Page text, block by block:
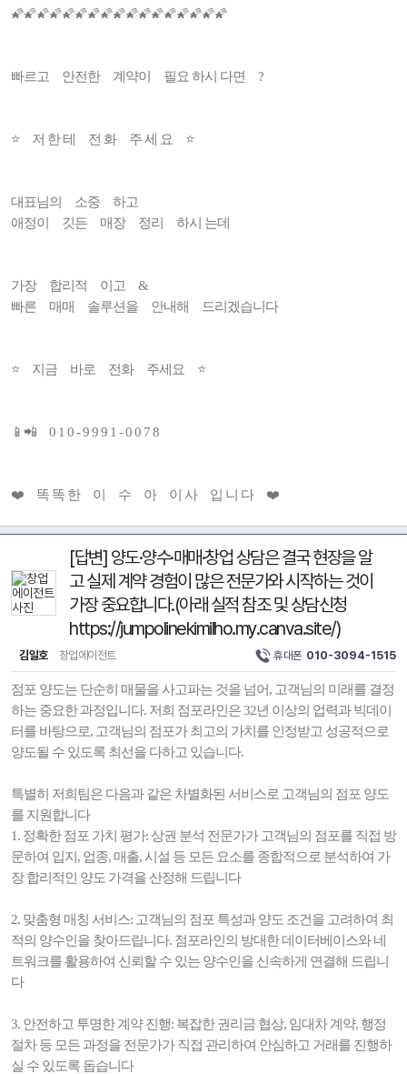
🌠🌠🌠🌠🌠🌠🌠🌠🌠🌠🌠🌠🌠🌠🌠🌠🌠
빠르고 안전한 계약이 필요 하시 다면 ?
⭐️ 저 한 테 전 화 주 세 요 ⭐️
대표님의 소중 하고
애정이 깃든 매장 정리 하시 는데
가장 합리적 이고 &
빠른 매매 솔루션을 안내해 드리겠습니다
⭐ 지금 바로 전화 주세요 ⭐
📱📲 0 1 0 - 9 9 9 1 - 0 0 7 8
❤️ 똑 똑 한 이 수 아 이 사 입 니 다 ❤️
[답변] 양도·양수·매매·창업 상담은 결국 현장을 알
고 실제 계약 경험이 많은 전문가와 시작하는 것이
가장 중요합니다.(아래 실적 참조 및 상담신청
https://jumpolinekimilho.my.canva.site/)
김일호 창업에이전트 휴대폰 010-3094-1515
점포 양도는 단순히 매물을 사고파는 것을 넘어, 고객님의 미래를 결정
하는 중요한 과정입니다. 저희 점포라인은 32년 이상의 업력과 빅데이
터를 바탕으로, 고객님의 점포가 최고의 가치를 인정받고 성공적으로
양도될 수 있도록 최선을 다하고 있습니다.
특별히 저희팀은 다음과 같은 차별화된 서비스로 고객님의 점포 양도
를 지원합니다
1. 정확한 점포 가치 평가: 상권 분석 전문가가 고객님의 점포를 직접 방
문하여 입지, 업종, 매출, 시설 등 모든 요소를 종합적으로 분석하여 가
장 합리적인 양도 가격을 산정해 드립니다
2. 맞춤형 매칭 서비스: 고객님의 점포 특성과 양도 조건을 고려하여 최
적의 양수인을 찾아드립니다. 점포라인의 방대한 데이터베이스와 네
트워크를 활용하여 신뢰할 수 있는 양수인을 신속하게 연결해 드립니
다
3. 안전하고 투명한 계약 진행: 복잡한 권리금 협상, 임대차 계약, 행정
절차 등 모든 과정을 전문가가 직접 관리하여 안심하고 거래를 진행하
실 수 있도록 돕습니다